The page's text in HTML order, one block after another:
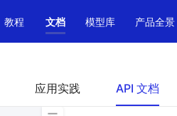
教程 文档 模型库 产品全景
应用实践 API 文档